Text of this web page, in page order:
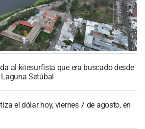
al kitesurfista que era buscado desde
Setúbal
el dólar hoy, viernes 7 de agosto, en